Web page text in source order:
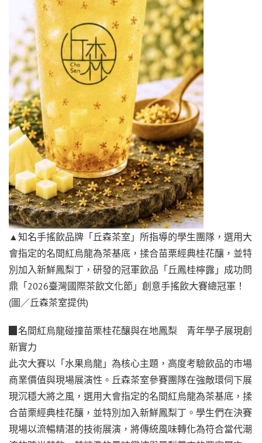
▲知名手搖飲品牌「丘森茶室」所指導的學生團隊，選用大
會指定的名間紅烏龍為茶基底，揉合苗栗經典桂花釀，並特
別加入新鮮鳳梨丁，研發的冠軍飲品「丘鳳桂檸露」成功問
鼎「2026臺灣國際茶飲文化節」創意手搖飲大賽總冠軍！
(圖／丘森茶室提供)
▉名間紅烏龍碰撞苗栗桂花釀與在地鳳梨 青年學子展現創
新實力
此次大賽以「水果烏龍」為核心主題，高度考驗飲品的市場
商業價值與現場展演性。丘森茶室參賽團隊在強敵環伺下展
現沉穩大將之風，選用大會指定的名間紅烏龍為茶基底，揉
合苗栗經典桂花釀，並特別加入新鮮鳳梨丁。學生們在決賽
現場以流暢精湛的技術展演，將傳統風味轉化為符合當代潮